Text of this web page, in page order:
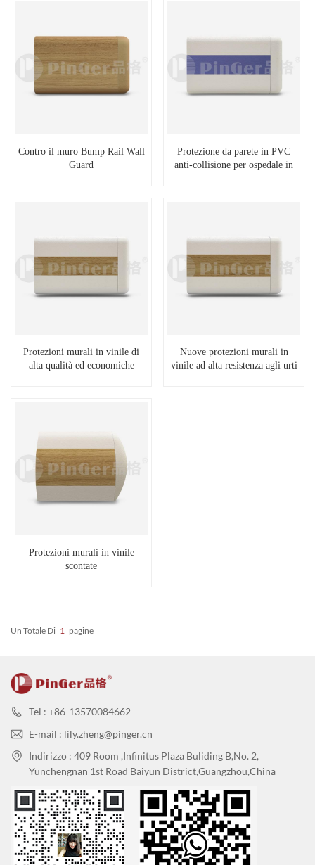
Contro il muro Bump Rail Wall
Guard
Protezione da parete in PVC
anti-collisione per ospedale in
Protezioni murali in vinile di
alta qualità ed economiche
Nuove protezioni murali in
vinile ad alta resistenza agli urti
Protezioni murali in vinile
scontate
Un Totale Di 1 Pagine
Tel : +86-13570084662
E-mail : lily.zheng@pinger.cn
Indirizzo : 409 Room ,Infinitus Plaza Buliding B,No. 2,
Yunchengnan 1st Road Baiyun District,Guangzhou,China